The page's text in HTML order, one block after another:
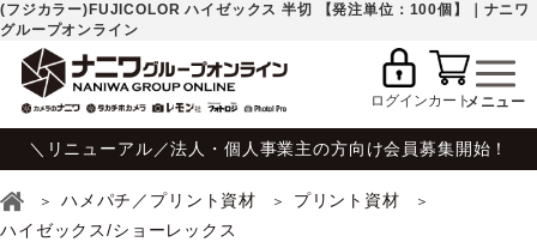
(フジカラー)FUJICOLOR ハイゼックス 半切 【発注単位：100個】｜ナニワ
グループオンライン
ログインカート
＼リニューアル／法人・個人事業主の方向け会員募集開始！
ハメパチ／プリント資材
プリント資材
ハイゼックス/ショーレックス